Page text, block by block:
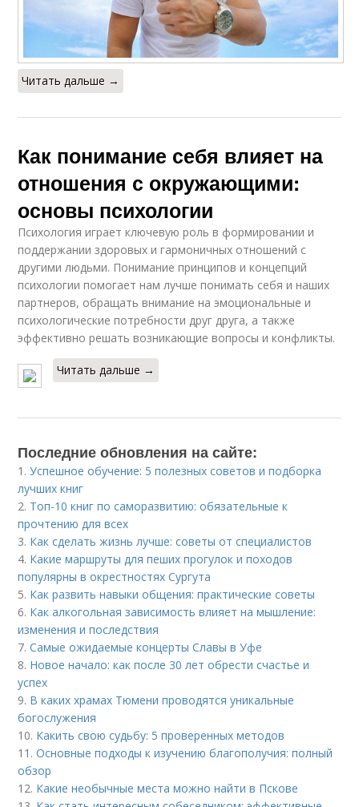
Читать дальше →
Как понимание себя влияет на
отношения с окружающими:
основы психологии
Психология играет ключевую роль в формировании и
поддержании здоровых и гармоничных отношений с
другими людьми. Понимание принципов и концепций
психологии помогает нам лучше понимать себя и наших
партнеров, обращать внимание на эмоциональные и
психологические потребности друг друга, а также
эффективно решать возникающие вопросы и конфликты.
Читать дальше →
Последние обновления на сайте:
1.Успешное обучение: 5 полезных советов и подборка
лучших книг
2. Топ-10 книг по саморазвитию: обязательные к
прочтению для всех
3. Как сделать жизнь лучше: советы от специалистов
4. Какие маршруты для пеших прогулок и походов
популярны в окрестностях Сургута
5. Как развить навыки общения: практические советы
6. Как алкогольная зависимость влияет на мышление:
изменения и последствия
7.Самые ожидаемые концерты Славы в Уфе
8. Новое начало: как после 30 лет обрести счастье и
успех
9. В каких храмах Тюмени проводятся уникальные
богослужения
10. Какить свою судьбу: 5 проверенных методов
11.Основные подходы к изучению благополучия: полный
обзор
12. Какие необычные места можно найти в Пскове